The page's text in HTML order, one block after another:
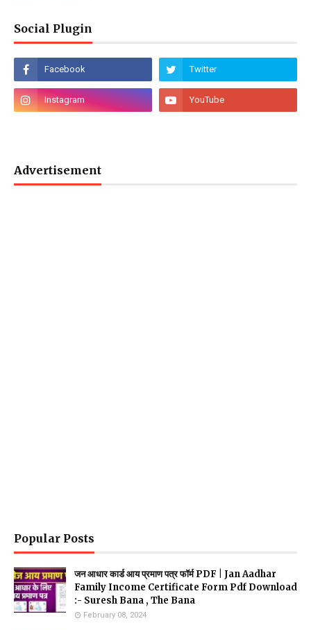
Social Plugin
Advertisement
Popular Posts
जन आधार कार्ड आय प्रमाण पत्र फॉर्म PDF | Jan Aadhar
Family Income Certificate Form Pdf Download
:- Suresh Bana , The Bana
February 08, 2024